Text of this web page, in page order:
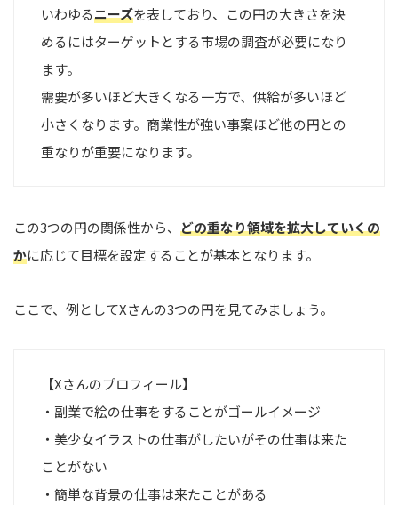
いわゆるニーズを表しており、この円の大きさを決
めるにはターゲットとする市場の調査が必要になり
ます。
需要が多いほど大きくなる一方で、供給が多いほど
小さくなります。商業性が強い事案ほど他の円との
重なりが重要になります。
この3つの円の関係性から、 どの重なり領域を拡大していくの
かに応じて目標を設定することが基本となります。
ここで、例としてXさんの3つの円を見てみましょう。
【Xさんのプロフィール】
・副業で絵の仕事をすることがゴールイメージ
・美少女イラストの仕事がしたいがその仕事は来た
ことがない
・簡単な背景の仕事は来たことがある